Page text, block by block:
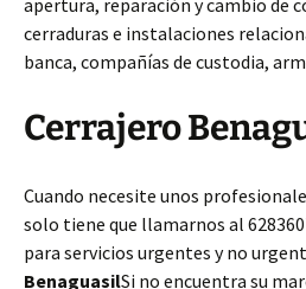
apertura, reparación y cambio de
cerraduras e instalaciones
banca, compañías de custodia,
Cerrajero
Cuando necesite unos
solo tiene que llamarnos al
para servicios urgentes y no
BenaguasilSi no encuentra su